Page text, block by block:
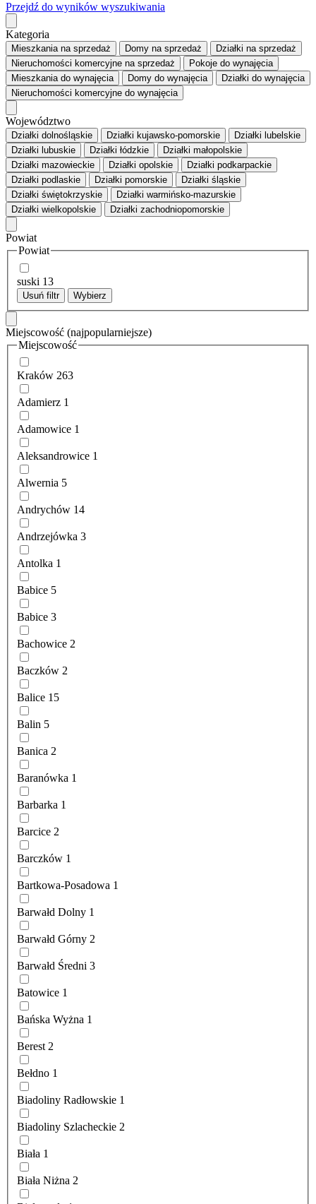
Przejdź do wyników wyszukiwania
Kategoria
Mieszkaniana sprzedaż Domy na sprzedaż Działki na sprzedaż
Nieruchomości komercyjne na sprzedaż Pokoje do wynajęcia
Mieszkaniado wynajęcia Domy do wynajęcia Działki do wynajęcia
Nieruchomości komercyjne do wynajęcia
Województwo
Działki dolnośląskie Działki kujawsko-pomorskie
Działki lubelskie
Działki lubuskie
Działki łódzkie
Działki małopolskie
Działki mazowieckie
Działki opolskie
Działki podkarpackie
Działki podlaskie
Działki pomorskie
Działki śląskie
Działki świętokrzyskie
Działki warmińsko-mazurskie
Działki wielkopolskie
Działki zachodniopomorskie
Powiat
Powiat
suski 13
Usuń filtr Wybierz
Miejscowość (najpopularniejsze)
Miejscowość
Kraków 263
Adamierz 1
Adamowice 1
Aleksandrowice 1
Alwernia 5
Andrychów 14
Andrzejówka 3
Antolka 1
Babice 5
Babice 3
Bachowice 2
Baczków 2
Balice 15
Balin 5
Banica 2
Baranówka 1
Barbarka 1
Barcice 2
Barczków 1
Bartkowa-Posadowa 1
Barwałd Dolny 1
Barwałd Górny 2
Barwałd Średni 3
Batowice 1
Bańska Wyżna 1
Berest 2
Bełdno 1
Biadoliny Radłowskie 1
Biadoliny Szlacheckie 2
Biała 1
Biała Niżna 2